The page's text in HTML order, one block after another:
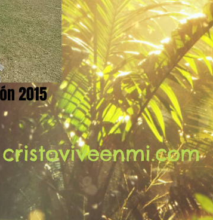
2015
cristoviveenmi.com